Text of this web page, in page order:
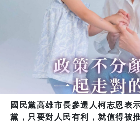
國民黨高雄市長參選人柯志恩表
黨，只要對人民有利，就值得被